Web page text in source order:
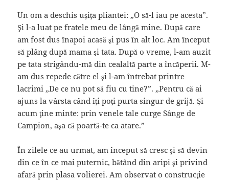
Un om a deschis uşiţa pliantei: „O să-l iau pe acesta”.
Şi l-a luat pe fratele meu de lângă mine. După care
am fost dus înapoi acasă şi pus în alt loc. Am început
să plâng după mama şi tata. După o vreme, l-am auzit
pe tata strigându-mă din cealaltă parte a încăperii. M-
am dus repede către el şi l-am întrebat printre
lacrimi „De ce nu pot să fiu cu tine?”. „Pentru că ai
ajuns la vârsta când îţi poţi purta singur de grijă. Şi
acum ţine minte: prin venele tale curge Sânge de
Campion, aşa că poartă-te ca atare.”
În zilele ce au urmat, am început să cresc şi să devin
din ce în ce mai puternic, bătând din aripi şi privind
afară prin plasa volierei. Am observat o construcţie